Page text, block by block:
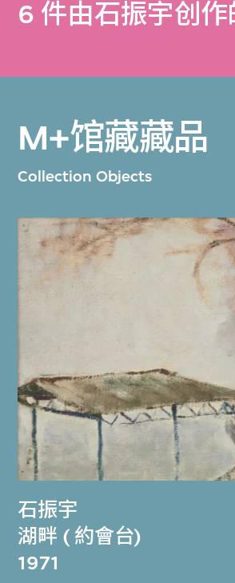
6 件由石振宇创作
M+馆藏藏品
Collection Objects
石振宇
湖畔 ( 約會台)
1971